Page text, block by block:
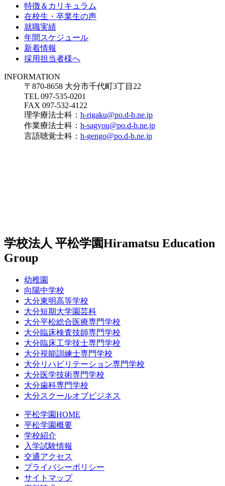
特徴＆カリキュラム
在校生・卒業生の声
就職実績
年間スケジュール
新着情報
採用担当者様へ
INFORMATION
〒870-8658 大分市千代町3丁目22
TEL 097-535-0201
FAX 097-532-4122
理学療法士科： h-rigaku@po.d-b.ne.jp
作業療法士科： h-sagyou@po.d-b.ne.jp
言語聴覚士科： h-gengo@po.d-b.ne.jp
学校法人 平松学園Hiramatsu Education
Group
幼稚園
向陽中学校
大分東明高等学校
大分短期大学園芸科
大分平松総合医療専門学校
大分臨床検査技師専門学校
大分臨床工学技士専門学校
大分視能訓練士専門学校
大分リハビリテーション専門学校
大分医学技術専門学校
大分歯科専門学校
大分スクールオブビジネス
平松学園HOME
平松学園概要
学校紹介
入学試験情報
交通アクセス
プライバシーポリシー
サイトマップ